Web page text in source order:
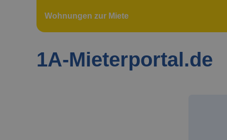
Wohnungen zur Miete
1A-Mieterportal.de